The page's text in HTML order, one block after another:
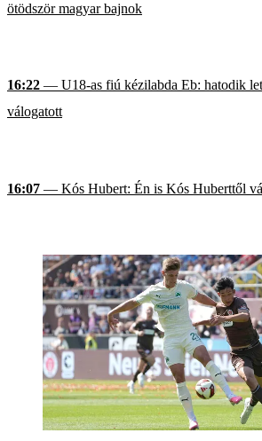
ötödször magyar bajnok
16:22 — U18-as fiú kézilabda Eb: hatodik
válogatott
16:07 — Kós Hubert: Én is Kós Huberttől